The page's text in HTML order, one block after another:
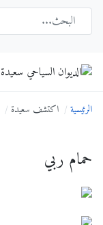
الرئيسية اكتشف سعيدة
حمام ربي